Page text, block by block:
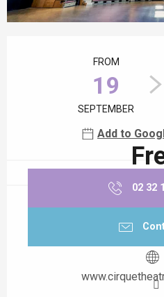
FROM
19
SEPTEMBER
Add to
02 32